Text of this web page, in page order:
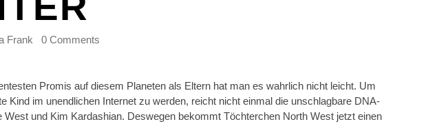
Frank 0 Comments
Promis auf diesem Planeten als Eltern hat man es wahrlich nicht leicht. Um
Kind im unendlichen Internet zu werden, reicht nicht einmal die unschlagbare DNA-
West und Kim Kardashian. Deswegen bekommt Töchterchen North West jetzt einen